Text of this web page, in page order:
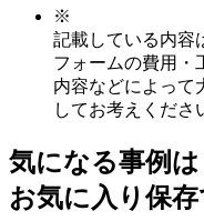
※
記載している内容
フォームの費用・
内容などによって
してお考えくださ
気になる事例は
お気に入り保